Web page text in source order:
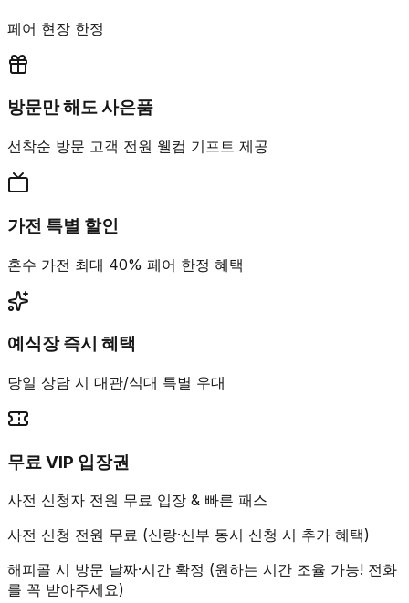
페어 현장 한정
방문만 해도 사은품
선착순 방문 고객 전원 웰컴 기프트 제공
가전 특별 할인
혼수 가전 최대 40% 페어 한정 혜택
예식장 즉시 혜택
당일 상담 시 대관/식대 특별 우대
무료 VIP 입장권
사전 신청자 전원 무료 입장 & 빠른 패스
사전 신청 전원 무료 (신랑·신부 동시 신청 시 추가 혜택)
해피콜 시 방문 날짜·시간 확정 (원하는 시간 조율 가능! 전화
를 꼭 받아주세요)